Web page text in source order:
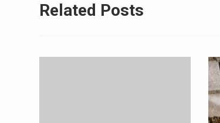
Related Posts